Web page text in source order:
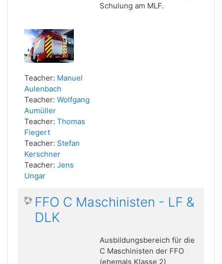
Schulung am MLF.
Teacher: Manuel
Aulenbach
Teacher: Wolfgang
Aumüller
Teacher: Thomas
Fiegert
Teacher: Stefan
Kerschner
Teacher: Jens
Ungar
FFO C Maschinisten - LF &
DLK
Ausbildungsbereich für die
C Maschinisten der FFO
(ehemals Klasse 2)